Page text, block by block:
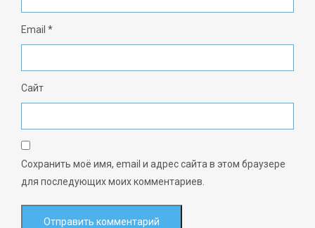
Email *
Сайт
Сохранить моё имя, email и адрес сайта в этом браузере
для последующих моих комментариев.